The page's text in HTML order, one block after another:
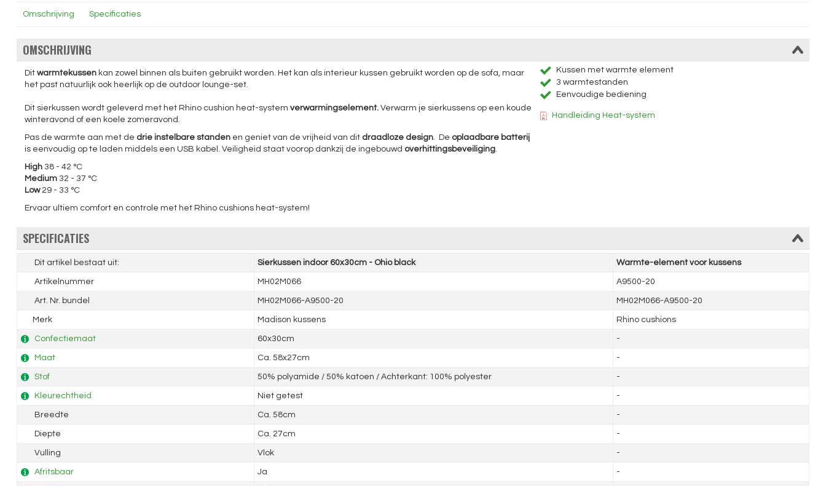
Omschrijving Specificaties
OMSCHRIJVING
Dit warmtekussen kan zowel binnen als buiten gebruikt worden. Het kan als interieur kussen gebruikt worden op de sofa, maar
het past natuurlijk ook heerlijk op de outdoor lounge-set.
Dit sierkussen wordt geleverd met het Rhino cushion heat-system verwarmingselement.Verwarm je sierkussens op een koude
winteravond of een koele zomeravond.
Pas de warmte aan met de drie instelbare standenen geniet van de vrijheid van dit draadloze design. De oplaadbare batterij
is eenvoudig op te laden middels een USB kabel. Veiligheid staat voorop dankzij de ingebouwd overhittingsbeveiliging.
High38 - 42 °C
Medium32 - 37 °C
Low 29 - 33 °C
Ervaar ultiem comfort en controle met het Rhino cushions heat-system!
Kussen met warmte element
3 warmtestanden
Eenvoudige bediening
Handleiding Heat-system
SPECIFICATIES
Dit artikel bestaat uit: Sierkussen indoor 60x30cm - Ohio black Warmte-element voor kussens
Artikelnummer MH02M066 A9500-20
Art. Nr. bundel MH02M066-A9500-20 MH02M066-A9500-20
Merk Madison kussens Rhino cushions
Confectiemaat 60x30cm -
Maat Ca. 58x27cm -
Stof 50% polyamide / 50% katoen / Achterkant: 100% polyester -
Kleurechtheid Niet getest -
Breedte Ca. 58cm -
Diepte Ca. 27cm -
Vulling Vlok -
Afritsbaar Ja -